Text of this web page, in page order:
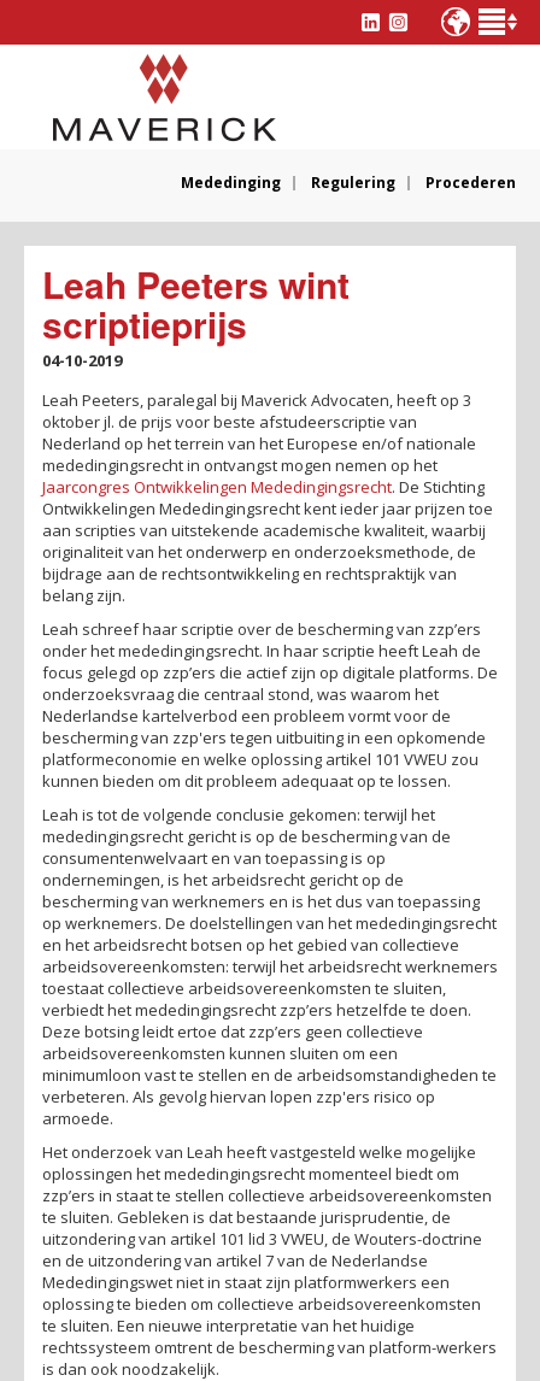
Mededinging Regulering Procederen
Leah Peeters wint
scriptieprijs
04-10-2019
Leah Peeters, paralegal bij Maverick Advocaten, heeft op 3
oktober jl. de prijs voor beste afstudeerscriptie van
Nederland op het terrein van het Europese en/of nationale
mededingingsrecht in ontvangst mogen nemen op het
Jaarcongres Ontwikkelingen Mededingingsrecht. De Stichting
Ontwikkelingen Mededingingsrecht kent ieder jaar prijzen toe
aan scripties van uitstekende academische kwaliteit, waarbij
originaliteit van het onderwerp en onderzoeksmethode, de
bijdrage aan de rechtsontwikkeling en rechtspraktijk van
belang zijn.
Leah schreef haar scriptie over de bescherming van zzp’ers
onder het mededingingsrecht. In haar scriptie heeft Leah de
focus gelegd op zzp’ers die actief zijn op digitale platforms. De
onderzoeksvraag die centraal stond, was waarom het
Nederlandse kartelverbod een probleem vormt voor de
bescherming van zzp'ers tegen uitbuiting in een opkomende
platformeconomie en welke oplossing artikel 101 VWEU zou
kunnen bieden om dit probleem adequaat op te lossen.
Leah is tot de volgende conclusie gekomen: terwijl het
mededingingsrecht gericht is op de bescherming van de
consumentenwelvaart en van toepassing is op
ondernemingen, is het arbeidsrecht gericht op de
bescherming van werknemers en is het dus van toepassing
op werknemers. De doelstellingen van het mededingingsrecht
en het arbeidsrecht botsen op het gebied van collectieve
arbeidsovereenkomsten: terwijl het arbeidsrecht werknemers
toestaat collectieve arbeidsovereenkomsten te sluiten,
verbiedt het mededingingsrecht zzp’ers hetzelfde te doen.
Deze botsing leidt ertoe dat zzp’ers geen collectieve
arbeidsovereenkomsten kunnen sluiten om een
minimumloon vast te stellen en de arbeidsomstandigheden te
verbeteren. Als gevolg hiervan lopen zzp'ers risico op
armoede.
Het onderzoek van Leah heeft vastgesteld welke mogelijke
oplossingen het mededingingsrecht momenteel biedt om
zzp’ers in staat te stellen collectieve arbeidsovereenkomsten
te sluiten. Gebleken is dat bestaande jurisprudentie, de
uitzondering van artikel 101 lid 3 VWEU, de Wouters-doctrine
en de uitzondering van artikel 7 van de Nederlandse
Mededingingswet niet in staat zijn platformwerkers een
oplossing te bieden om collectieve arbeidsovereenkomsten
te sluiten. Een nieuwe interpretatie van het huidige
rechtssysteem omtrent de bescherming van platform-werkers
is dan ook noodzakelijk.